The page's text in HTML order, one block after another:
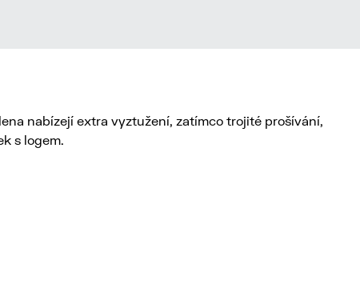
nabízejí extra vyztužení, zatímco trojité prošívání,
s logem.